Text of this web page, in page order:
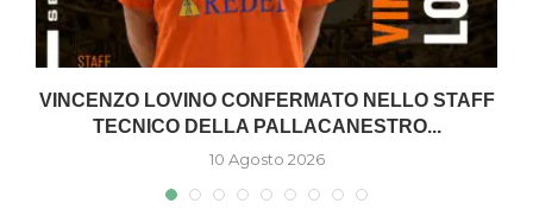
VINCENZO LOVINO CONFERMATO NELLO STAFF
TECNICO DELLA PALLACANESTRO...
10 Agosto 2026